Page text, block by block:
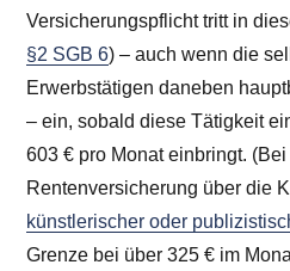
Versicherungspflicht tritt in
§2 SGB 6) – auch wenn die
Erwerbstätigen daneben
– ein, sobald diese Tätigkeit
603 € pro Monat einbringt.
Rentenversicherung über die
künstlerischer oder
Grenze bei über 325 € im